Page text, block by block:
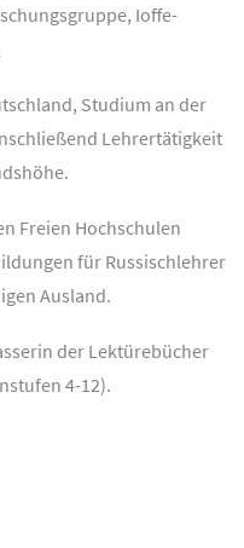
Ioffe-
Studium an der
Lehrertätigkeit
Freien Hochschulen
für Russischlehrer
Ausland.
der Lektürebücher
4-12).